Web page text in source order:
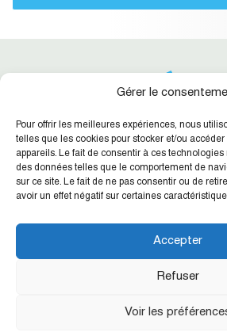
Gérer le
Pour offrir les meilleures expériences, nous
telles que les cookies pour stocker et/ou
appareils. Le fait de consentir à ces
des données telles que le comportement de
sur ce site. Le fait de ne pas consentir ou de
avoir un effet négatif sur certaines
Accepter
Refuser
Voir les
Suivez-nous ! Retrouvez nos
SIC NC Agence de
CONTACT
Nouméa cedex